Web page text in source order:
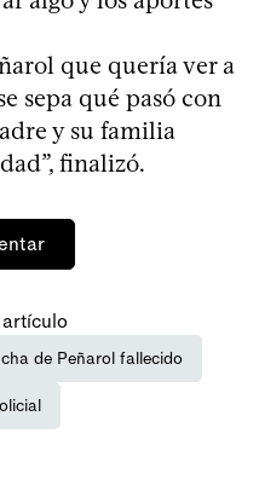
que quería ver a
sepa qué pasó con
y su familia
finalizó.
de Peñarol fallecido